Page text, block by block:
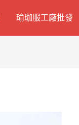
瑜珈服工廠批發